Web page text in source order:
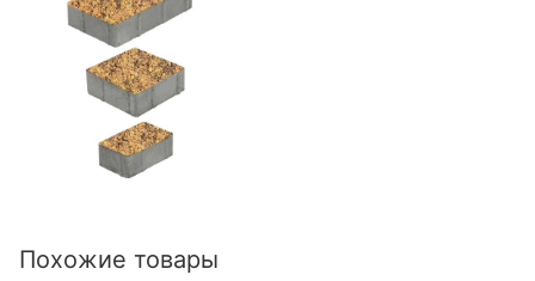
Похожие товары